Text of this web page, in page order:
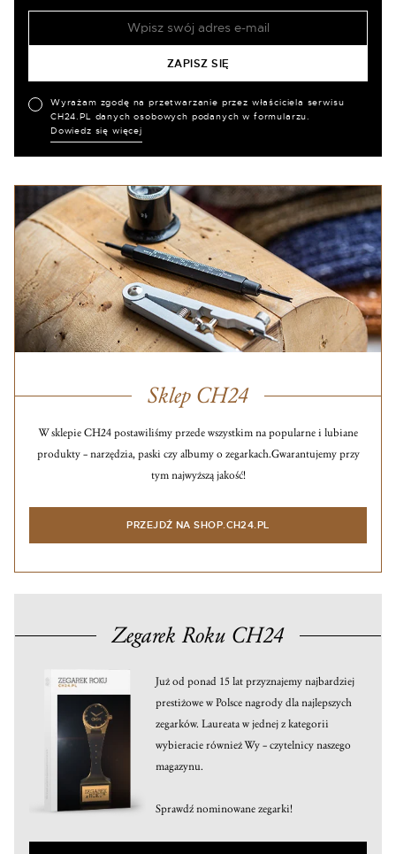
Wyrażam zgodę na przetwarzanie przez właściciela serwisu
CH24.PL danych osobowych podanych w formularzu.
Dowiedz się więcej
Sklep CH24
W sklepie CH24 postawiliśmy przede wszystkim na popularne i lubiane
produkty – narzędzia, paski czy albumy o zegarkach.Gwarantujemy przy
tym najwyższą jakość!
PRZEJDŹ NA SHOP.CH24.PL
Zegarek Roku CH24
Już od ponad 15 lat przyznajemy najbardziej
prestiżowe w Polsce nagrody dla najlepszych
zegarków. Laureata w jednej z kategorii
wybieracie również Wy – czytelnicy naszego
magazynu.
Sprawdź nominowane zegarki!